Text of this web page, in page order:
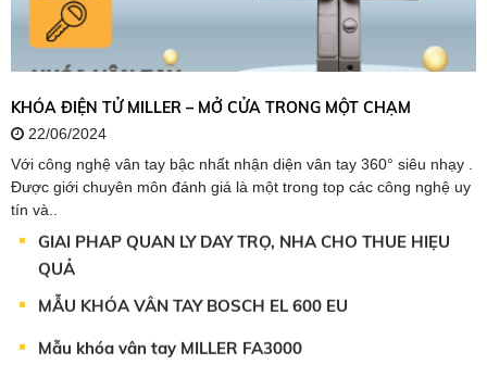
KHÓA ĐIỆN TỬ MILLER – MỞ CỬA TRONG MỘT CHẠM
22/06/2024
Với công nghệ vân tay bậc nhất nhận diện vân tay 360° siêu nhạy .
Được giới chuyên môn đánh giá là một trong top các công nghệ uy
tín và..
TẠI SAO NÊN CHỌN MUA KHÓA TẠI THẾ GIỚI KHÓA
VÂN TAY ?
ƯU ĐIỂM CỦA KHÓA CỬA VÂN TAY
THẾ GIỚI KHÓA
GIẢI PHÁP QUẢN LÝ DÃY TRỌ, NHÀ CHO THUÊ HIỆU
QUẢ
MẪU KHÓA VÂN TAY BOSCH EL 600 EU
Khóa vân tay DK3000